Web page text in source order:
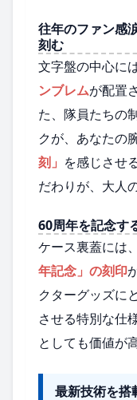
往年のファン感
刻む
文字盤の中心に
ンブレムが配置
た、隊員たちの
クが、あなたの
刻」 を感じさせ
だわりが、大人
60周年を記念す
ケース裏蓋には、
年記念」の刻印
クターグッズに
させる特別な仕
としても価値が
最新技術を搭